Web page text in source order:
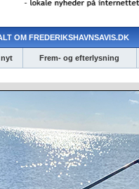
OM FREDERIKSHAVNSAVIS.DK
nyt Frem- og efterlysning